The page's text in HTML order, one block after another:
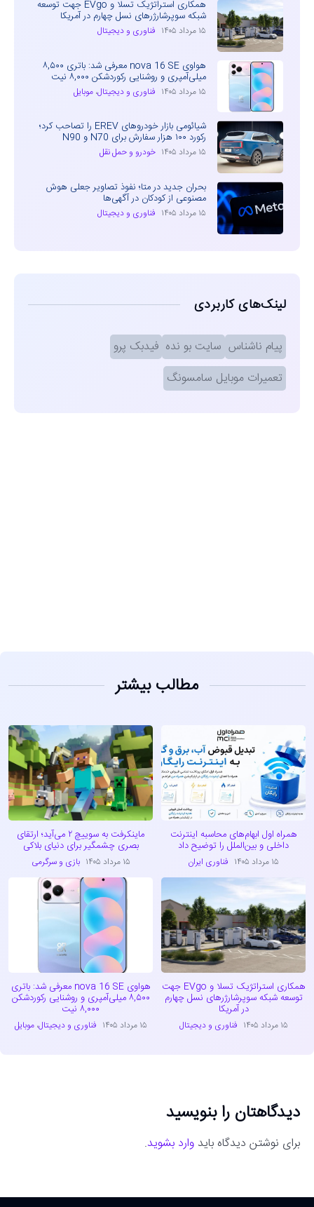
همکاری استراتژیک تسلا و EVgo جهت توسعه
شبکه سوپرشارژرهای نسل چهارم در آمریکا
۱۵ مرداد ۱۴۰۵ فناوری و دیجیتال
هواوی nova 16 SE معرفی شد: باتری ۸,۵۰۰
میلی‌آمپری و روشنایی رکوردشکن ۸,۰۰۰ نیت
۱۵ مرداد ۱۴۰۵ فناوری و دیجیتال، موبایل
شیائومی بازار خودروهای EREV را تصاحب کرد؛
رکورد ۱۰۰ هزار سفارش برای N70 و N90
۱۵ مرداد ۱۴۰۵ خودرو و حمل نقل
بحران جدید در متا؛ نفوذ تصاویر جعلی هوش
مصنوعی از کودکان در آگهی‌ها
۱۵ مرداد ۱۴۰۵ فناوری و دیجیتال
لینک‌های کاربردی
پیام ناشناس سایت بو نده فیدبک پرو
تعمیرات موبایل سامسونگ
مطالب بیشتر
همراه اول ابهام‌های محاسبه اینترنت
داخلی و بین‌الملل را توضیح داد
۱۵ مرداد ۱۴۰۵ فناوری ایران
ماینکرفت به سوییچ ۲ می‌آید؛ ارتقای
بصری چشمگیر برای دنیای بلاکی
۱۵ مرداد ۱۴۰۵ بازی و سرگرمی
همکاری استراتژیک تسلا و EVgo جهت
توسعه شبکه سوپرشارژرهای نسل چهارم
در آمریکا
۱۵ مرداد ۱۴۰۵ فناوری و دیجیتال
هواوی nova 16 SE معرفی شد: باتری
۸,۵۰۰ میلی‌آمپری و روشنایی رکوردشکن
۸,۰۰۰ نیت
۱۵ مرداد ۱۴۰۵ فناوری و دیجیتال،موبایل
دیدگاهتان را بنویسید
برای نوشتن دیدگاه باید وارد بشوید.